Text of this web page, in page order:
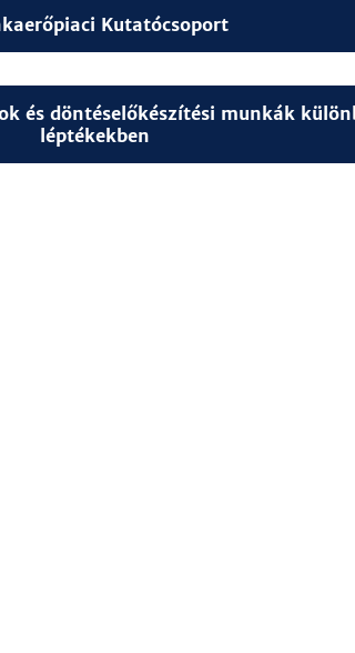
Kutatócsoport
és döntéselőkészítési munkák
léptékekben